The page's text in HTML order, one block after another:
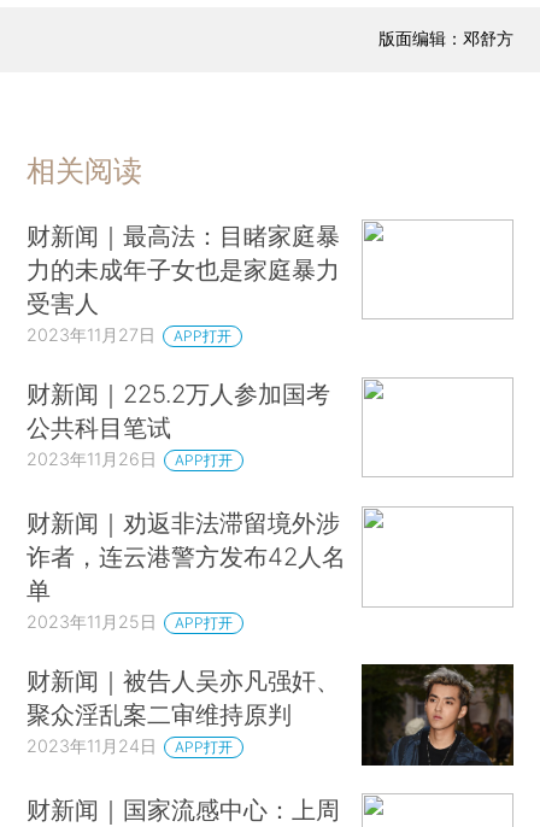
版面编辑：邓舒方
相关阅读
财新闻｜最高法：目睹家庭暴
力的未成年子女也是家庭暴力
受害人
2023年11月27日 APP打开
财新闻｜225.2万人参加国考
公共科目笔试
2023年11月26日 APP打开
财新闻｜劝返非法滞留境外涉
诈者，连云港警方发布42人名
单
2023年11月25日 APP打开
财新闻｜被告人吴亦凡强奸、
聚众淫乱案二审维持原判
2023年11月24日 APP打开
财新闻｜国家流感中心：上周